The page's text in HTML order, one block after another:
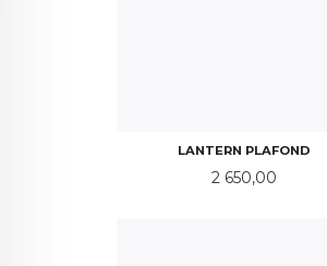
LANTERN PLAFOND
Pris
2 650,00